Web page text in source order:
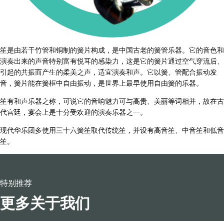
笙是由若干竹管和铜制的簧片构成，是中国古老的簧管乐器。它的音色和
演奏出来的声音特别富有悦耳的感染力，这是它的簧片通过空气穿流后、
引起的共振而产生的柔美之声，适宜演奏和声。它以簧、管配合振动发
音，簧片能在簧框中自由振动，是世界上最早使用自由簧的乐器。
笙有和声乐器之称，可说它的音响魅力可与高贵、美丽等词相并，故在古
代宫廷，宴会上是十分受欢迎的演奏乐器之一。
现代华乐团多使用三十六簧笙取代传统笙，并设有高音笙、中音笙和低音
笙。
特别推荐
更多关于我们